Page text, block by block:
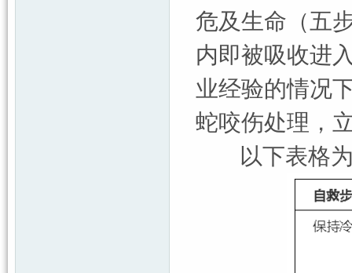
危及生命（五
内即被吸收进
业经验的情况
蛇咬伤处理，
以下表格为